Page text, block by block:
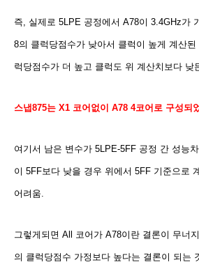
즉, 실제로 5LPE 공정에서 A78이 3.4GHz가
8의 클럭당점수가 낮아서 클럭이 높게 계산
럭당점수가 더 높고 클럭도 위 계산치보다 낮
스냅875는 X1 코어없이 A78 4코어로 구성되
여기서 남은 변수가 5LPE-5FF 공정 간 성능
이 5FF보다 낮을 경우 위에서 5FF 기준으로
어려움.
그렇게되면 All 코어가 A78이란 결론이 무너
의 클럭당점수 가정보다 높다는 결론이 되는